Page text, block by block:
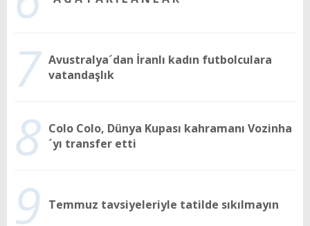
7 Avustralya´dan İranlı kadın futbolculara
vatandaşlık
8 Colo Colo, Dünya Kupası kahramanı Vozinha
´yı transfer etti
9 Temmuz tavsiyeleriyle tatilde sıkılmayın